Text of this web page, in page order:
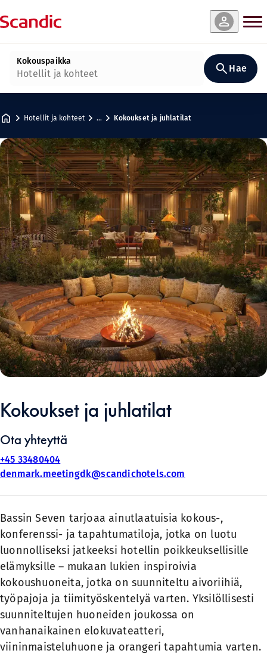
Kokouspaikka
Hotellit ja kohteet Hae
Hotellit ja kohteet … Kokoukset ja juhlatilat
Kokoukset ja juhlatilat
Ota yhteyttä
+45 33480404
denmark.meetingdk@scandichotels.com
Bassin Seven tarjoaa ainutlaatuisia kokous-,
konferenssi- ja tapahtumatiloja, jotka on luotu
luonnolliseksi jatkeeksi hotellin poikkeuksellisille
elämyksille – mukaan lukien inspiroivia
kokoushuoneita, jotka on suunniteltu aivoriihiä,
työpajoja ja tiimityöskentelyä varten. Yksilöllisesti
suunniteltujen huoneiden joukossa on
vanhanaikainen elokuvateatteri,
viininmaisteluhuone ja orangeri tapahtumia varten.